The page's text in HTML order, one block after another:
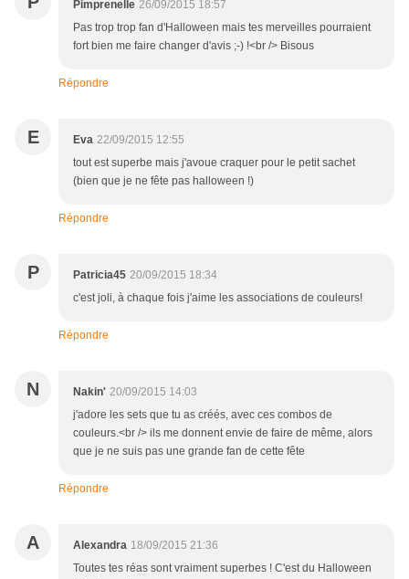
Pimprenelle 26/09/2015 18:57
Pas trop trop fan d'Halloween mais tes merveilles pourraient
fort bien me faire changer d'avis ;-) !<br /> Bisous
Répondre
E Eva 22/09/2015 12:55
tout est superbe mais j'avoue craquer pour le petit sachet
(bien que je ne fête pas halloween !)
Répondre
P Patricia45 20/09/2015 18:34
c'est joli, à chaque fois j'aime les associations de couleurs!
Répondre
N Nakin' 20/09/2015 14:03
j'adore les sets que tu as créés, avec ces combos de
couleurs.<br /> ils me donnent envie de faire de même, alors
que je ne suis pas une grande fan de cette fête
Répondre
A Alexandra 18/09/2015 21:36
Toutes tes réas sont vraiment superbes ! C'est du Halloween